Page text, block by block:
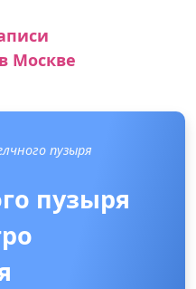
Москве
пузыря
пузыря